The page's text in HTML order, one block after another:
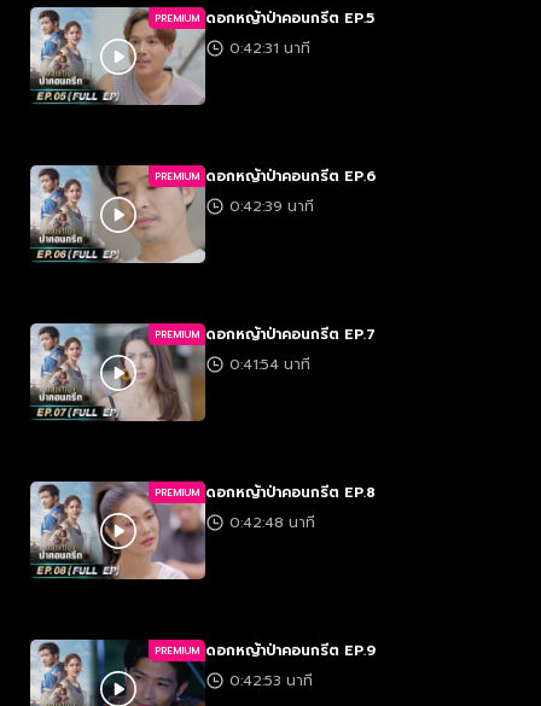
PREMIUM ดอกหญ้าป่าคอนกรีต EP.5
0:42:31 นาที
PREMIUM ดอกหญ้าป่าคอนกรีต EP.6
0:42:39 นาที
PREMIUM ดอกหญ้าป่าคอนกรีต EP.7
0:41:54 นาที
PREMIUM ดอกหญ้าป่าคอนกรีต EP.8
0:42:48 นาที
PREMIUM ดอกหญ้าป่าคอนกรีต EP.9
0:42:53 นาที